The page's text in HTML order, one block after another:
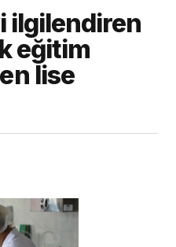
ilgilendiren
eğitim
lise